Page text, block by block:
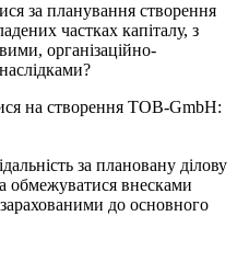
за планування створення
частках капіталу, з
організаційно-
на створення ТОВ-GmbH:
за плановану ділову
обмежуватися внесками
до основного